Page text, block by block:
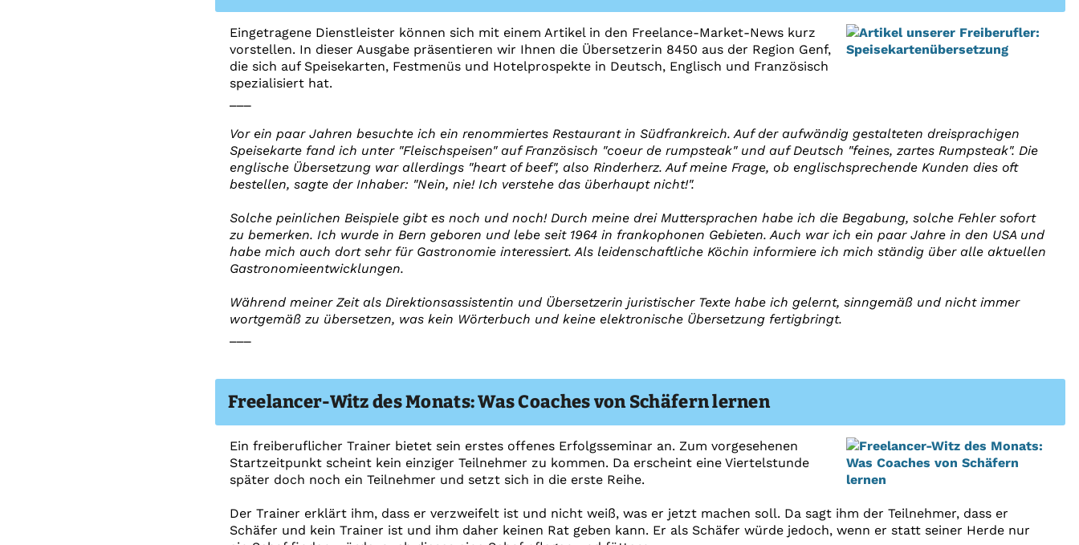
Eingetragene Dienstleister können sich mit einem Artikel in den Freelance-Market-News kurz
vorstellen. In dieser Ausgabe präsentieren wir Ihnen die Übersetzerin 8450 aus der Region Genf,
die sich auf Speisekarten, Festmenüs und Hotelprospekte in Deutsch, Englisch und Französisch
spezialisiert hat.
Vor ein paar Jahren besuchte ich ein renommiertes Restaurant in Südfrankreich. Auf der aufwändig gestalteten dreisprachigen
Speisekarte fand ich unter "Fleischspeisen" auf Französisch "coeur de rumpsteak" und auf Deutsch "feines, zartes Rumpsteak". Die
englische Übersetzung war allerdings "heart of beef", also Rinderherz. Auf meine Frage, ob englischsprechende Kunden dies oft
bestellen, sagte der Inhaber: "Nein, nie! Ich verstehe das überhaupt nicht!".
Solche peinlichen Beispiele gibt es noch und noch! Durch meine drei Muttersprachen habe ich die Begabung, solche Fehler sofort
zu bemerken. Ich wurde in Bern geboren und lebe seit 1964 in frankophonen Gebieten. Auch war ich ein paar Jahre in den USA und
habe mich auch dort sehr für Gastronomie interessiert. Als leidenschaftliche Köchin informiere ich mich ständig über alle aktuellen
Gastronomieentwicklungen.
Während meiner Zeit als Direktionsassistentin und Übersetzerin juristischer Texte habe ich gelernt, sinngemäß und nicht immer
wortgemäß zu übersetzen, was kein Wörterbuch und keine elektronische Übersetzung fertigbringt.
Freelancer-Witz des Monats: Was Coaches von Schäfern lernen
Ein freiberuflicher Trainer bietet sein erstes offenes Erfolgsseminar an. Zum vorgesehenen
Startzeitpunkt scheint kein einziger Teilnehmer zu kommen. Da erscheint eine Viertelstunde
später doch noch ein Teilnehmer und setzt sich in die erste Reihe.
Der Trainer erklärt ihm, dass er verzweifelt ist und nicht weiß, was er jetzt machen soll. Da sagt ihm der Teilnehmer, dass er
Schäfer und kein Trainer ist und ihm daher keinen Rat geben kann. Er als Schäfer würde jedoch, wenn er statt seiner Herde nur